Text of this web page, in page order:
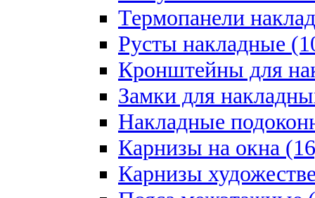
Термопанели
Русты накладные
Кронштейны для
Замки для
Накладные
Карнизы на окна
Карнизы